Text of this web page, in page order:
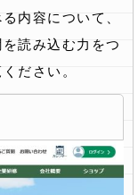
内容について、
読み込む力をつ
ださい。